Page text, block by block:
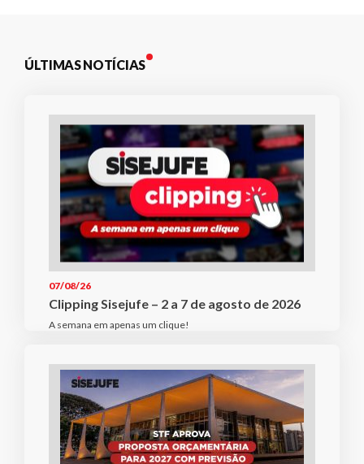
ÚLTIMAS NOTÍCIAS
07/08/26
Clipping Sisejufe – 2 a 7 de agosto de 2026
A semana em apenas um clique!